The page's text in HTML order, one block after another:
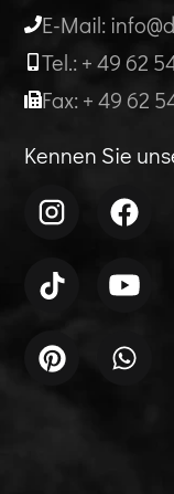
E-Mail:
Tel.: + 49 62
Fax: + 49 62
Kennen Sie